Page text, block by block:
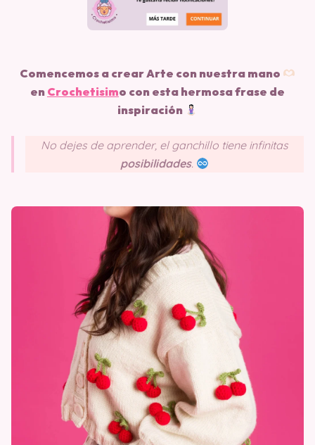
Comencemos a crear Arte con nuestra mano
en Crochetisimo con esta hermosa frase de
inspiración
No dejes de aprender, el ganchillo tiene infinitas
posibilidades.